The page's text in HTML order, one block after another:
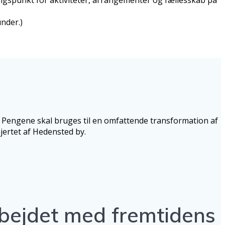
skal bruges til en omfattende transformation af
af Hedensted by.
med fremtidens